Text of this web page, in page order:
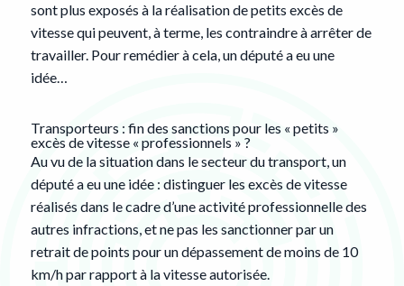
sont plus exposés à la réalisation de petits excès de
vitesse qui peuvent, à terme, les contraindre à arrêter de
travailler. Pour remédier à cela, un député a eu une
idée…
Transporteurs : fin des sanctions pour les « petits »
excès de vitesse « professionnels » ?
Au vu de la situation dans le secteur du transport, un
député a eu une idée : distinguer les excès de vitesse
réalisés dans le cadre d’une activité professionnelle des
autres infractions, et ne pas les sanctionner par un
retrait de points pour un dépassement de moins de 10
km/h par rapport à la vitesse autorisée.